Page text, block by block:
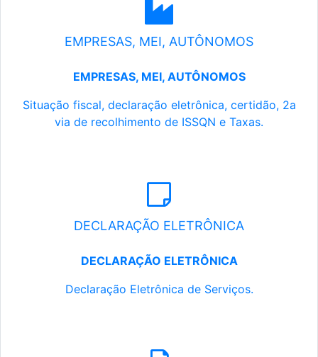
EMPRESAS, MEI, AUTÔNOMOS
EMPRESAS, MEI, AUTÔNOMOS
Situação fiscal, declaração eletrônica, certidão, 2a
via de recolhimento de ISSQN e Taxas.
DECLARAÇÃO ELETRÔNICA
DECLARAÇÃO ELETRÔNICA
Declaração Eletrônica de Serviços.